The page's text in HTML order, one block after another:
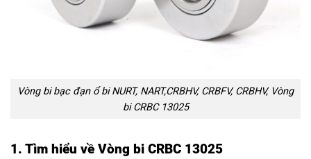
Vòng bi bạc đạn ổ bi NURT, NART,CRBHV, CRBFV, CRBHV, Vòng
bi CRBC 13025
1. Tìm hiểu về Vòng bi CRBC 13025